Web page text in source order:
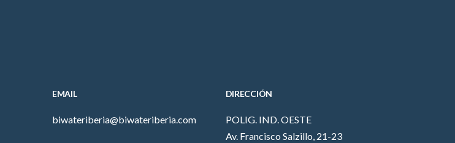
EMAIL
biwateriberia@biwateriberia.com
DIRECCIÓN
POLIG. IND. OESTE
Av. Francisco Salzillo, 21-23